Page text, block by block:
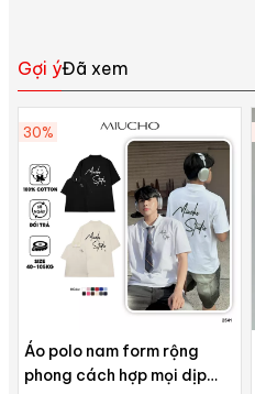
Gợi ýĐã xem
30%
Áo polo nam form rộng
phong cách hợp mọi dịp